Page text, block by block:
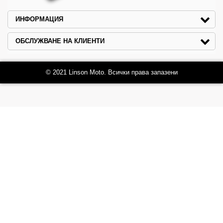
ИНФОРМАЦИЯ
ОБСЛУЖВАНЕ НА КЛИЕНТИ
© 2021 Linson Moto. Всички права запазени